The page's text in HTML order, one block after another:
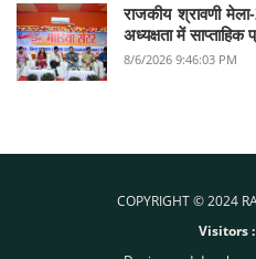
राजकीय श्रावणी
अध्यक्षता में साप्ताहिक
8/6/2026 9:46:03 PM
COPYRIGHT © 2024
Visitors :